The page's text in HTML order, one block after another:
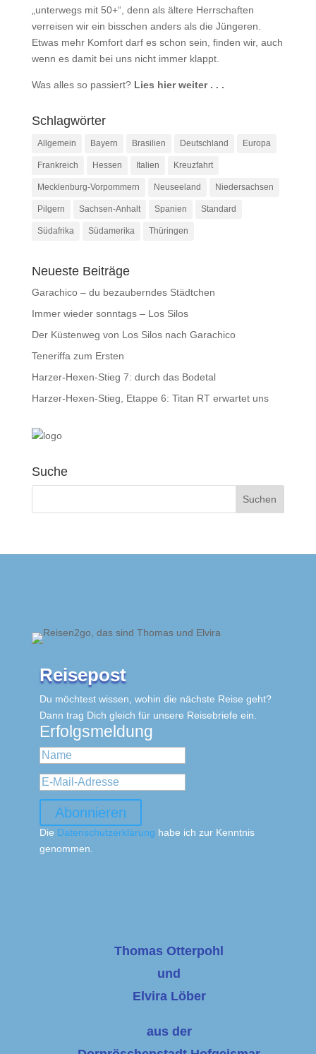
„unterwegs mit 50+“, denn als ältere Herrschaften
verreisen wir ein bisschen anders als die Jüngeren.
Etwas mehr Komfort darf es schon sein, finden wir, auch
wenn es damit bei uns nicht immer klappt.
Was alles so passiert? Lies hier weiter . . .
Schlagwörter
Allgemein Bayern Brasilien Deutschland Europa
Frankreich Hessen Italien Kreuzfahrt
Mecklenburg-Vorpommern Neuseeland Niedersachsen
Pilgern Sachsen-Anhalt Spanien Standard
Südafrika Südamerika Thüringen
Neueste Beiträge
Garachico – du bezauberndes Städtchen
Immer wieder sonntags – Los Silos
Der Küstenweg von Los Silos nach Garachico
Teneriffa zum Ersten
Harzer-Hexen-Stieg 7: durch das Bodetal
Harzer-Hexen-Stieg, Etappe 6: Titan RT erwartet uns
Suche
Reisepost
Du möchtest wissen, wohin die nächste Reise geht?
Dann trag Dich gleich für unsere Reisebriefe ein.
Erfolgsmeldung
Abonnieren
Die Datenschutzerklärung habe ich zur Kenntnis
genommen.
Thomas Otterpohl
und
Elvira Löber
aus der